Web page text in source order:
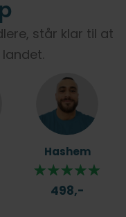
står klar til at
Hashem
498,-